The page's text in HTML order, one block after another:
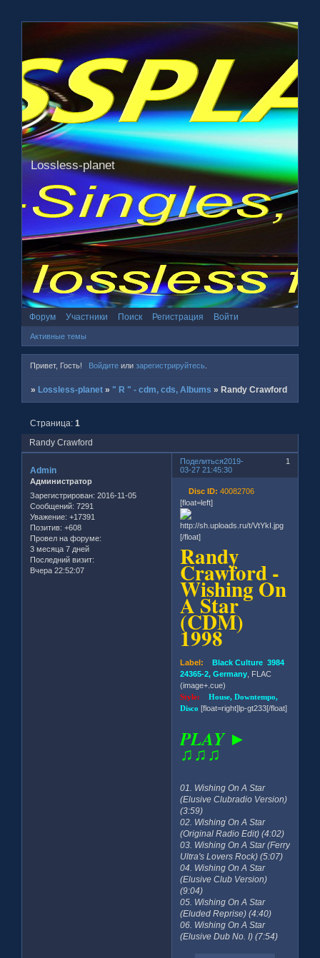
Lossless-planet
Форум Участники Поиск Регистрация Войти
Активные темы
Привет, Гость! Войдитеили зарегистрируйтесь.
» Lossless-planet » " R " - cdm, cds, Albums » Randy Crawford
Randy Crawford
Страница:1
Поделиться 1
2019-
03-27 21:45:30
Admin
Администратор
Зарегистрирован: 2016-11-05
Сообщений: 7291
Уважение: +17391
Позитив: +608
Провел на форуме:
3 месяца 7 дней
Последний визит:
Вчера 22:52:07
Disc ID: 40082706
[float=left]
[/float]
Randy
Crawford -
Wishing On
A Star
(CDM)
1998
Label: Black Culture 3984
24365-2, Germany , FLAC
(image+.cue)
Style:House, Downtempo,
Disco[float=right]lp-gt233[/float]
PLAY ►
♫♫♫
01. Wishing On A Star
(Elusive Clubradio Version)
(3:59)
02. Wishing On A Star
(Original Radio Edit) (4:02)
03. Wishing On A Star (Ferry
Ultra's Lovers Rock) (5:07)
04. Wishing On A Star
(Elusive Club Version)
(9:04)
05. Wishing On A Star
(Eluded Reprise) (4:40)
06. Wishing On A Star
(Elusive Dub No. I) (7:54)